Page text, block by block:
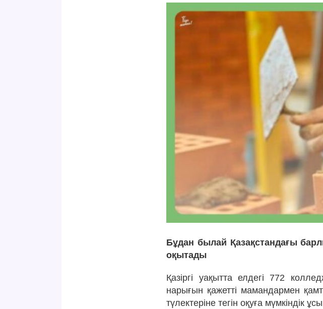
Бұдан былай Қазақстандағы
оқытады
Қазіргі уақытта елдегі 772
нарығын қажетті мамандармен
түлектеріне тегін оқуға мүмкіндік